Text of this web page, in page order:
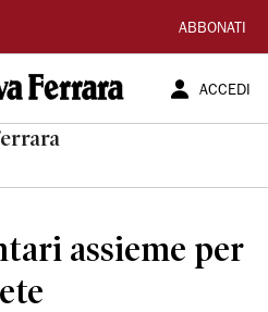
ABBONATI
ACCEDI
assieme per